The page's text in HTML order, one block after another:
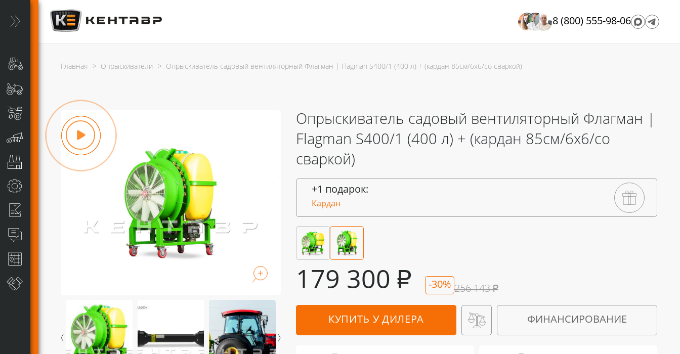
8 (800) 555-98-06
Главная > Опрыскиватели > Опрыскиватель садовый вентиляторный Флагман | Flagman S400/1 (400 л) + (кардан 85см/6х6/со сваркой)
Опрыскиватель садовый вентиляторный Флагман |
Flagman S400/1 (400 л) + (кардан 85см/6х6/со
сваркой)
+1 подарок:
Кардан
256 143₽
-30%
179 300 ₽
КУПИТЬ У ДИЛЕРА ФИНАНСИРОВАНИЕ